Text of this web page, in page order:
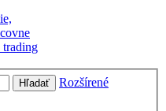
trading
Hľadať
Rozšírené